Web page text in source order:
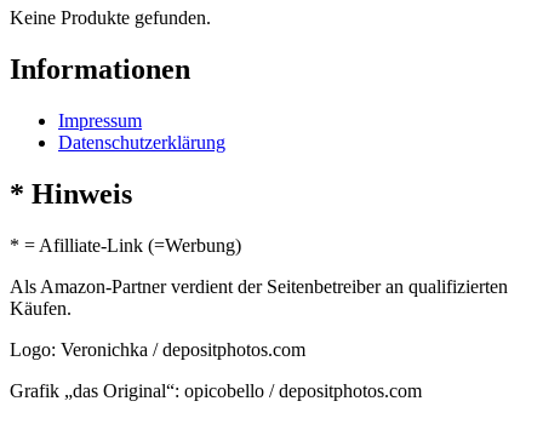
Keine Produkte gefunden.
Informationen
Impressum
Datenschutzerklärung
* Hinweis
* = Afilliate-Link (=Werbung)
Als Amazon-Partner verdient der Seitenbetreiber an qualifizierten
Käufen.
Logo: Veronichka / depositphotos.com
Grafik „das Original“: opicobello / depositphotos.com